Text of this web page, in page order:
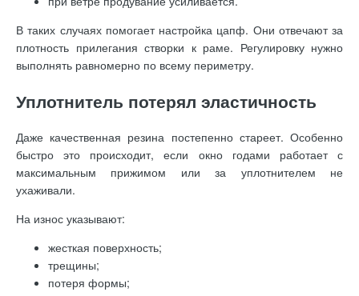
В таких случаях помогает настройка цапф. Они отвечают за
плотность прилегания створки к раме. Регулировку нужно
выполнять равномерно по всему периметру.
Уплотнитель потерял эластичность
Даже качественная резина постепенно стареет. Особенно
быстро это происходит, если окно годами работает с
максимальным прижимом или за уплотнителем не
ухаживали.
На износ указывают:
жесткая поверхность;
трещины;
потеря формы;